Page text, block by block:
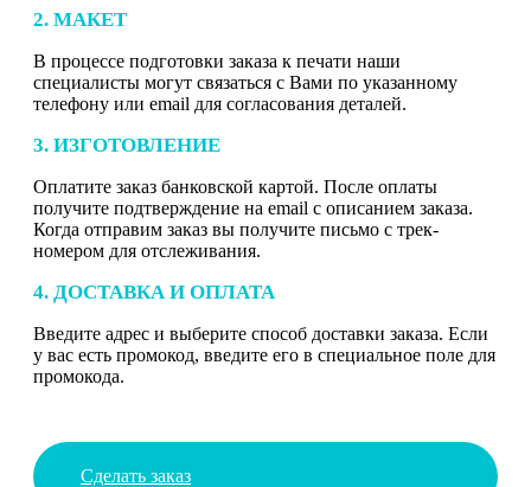
2. МАКЕТ
В процессе подготовки заказа к печати наши
специалисты могут связаться с Вами по указанному
телефону или email для согласования деталей.
3. ИЗГОТОВЛЕНИЕ
Оплатите заказ банковской картой. После оплаты
получите подтверждение на email с описанием заказа.
Когда отправим заказ вы получите письмо с трек-
номером для отслеживания.
4. ДОСТАВКА И ОПЛАТА
Введите адрес и выберите способ доставки заказа. Если
у вас есть промокод, введите его в специальное поле для
промокода.
Сделать заказ